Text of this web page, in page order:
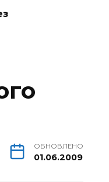
ОБНОВЛЕНО
01.06.2009